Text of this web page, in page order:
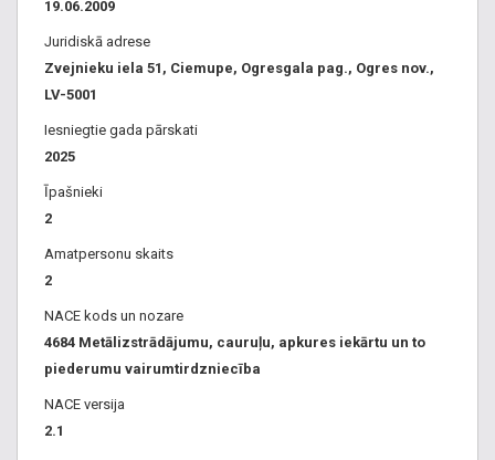
19.06.2009
Juridiskā adrese
Zvejnieku iela 51, Ciemupe, Ogresgala pag., Ogres nov.,
LV-5001
Iesniegtie gada pārskati
2025
Īpašnieki
2
Amatpersonu skaits
2
NACE kods un nozare
4684 Metālizstrādājumu, cauruļu, apkures iekārtu un to
piederumu vairumtirdzniecība
NACE versija
2.1